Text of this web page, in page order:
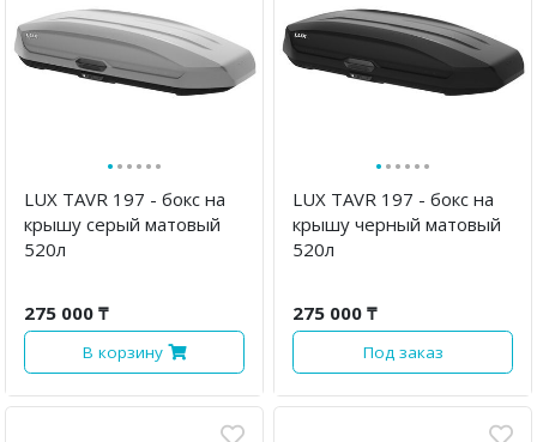
······
LUX TAVR 197 - бокс на
крышу серый матовый
520л
275 000 ₸
В корзину
······
LUX TAVR 197 - бокс на
крышу черный матовый
520л
275 000 ₸
Под заказ